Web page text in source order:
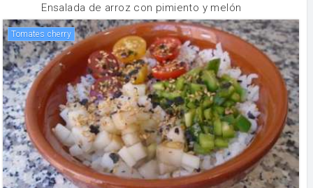
Ensalada de arroz con pimiento y melón
tomates cherry